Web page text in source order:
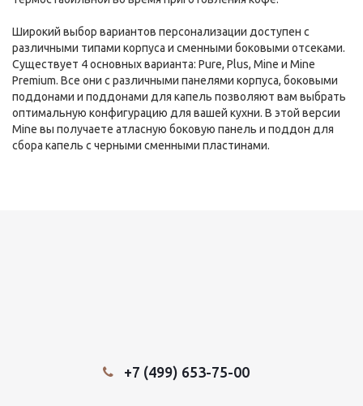
Широкий выбор вариантов персонализации доступен с
различными типами корпуса и сменными боковыми отсеками.
Существует 4 основных варианта: Pure, Plus, Mine и Mine
Premium. Все они с различными панелями корпуса, боковыми
поддонами и поддонами для капель позволяют вам выбрать
оптимальную конфигурацию для вашей кухни. В этой версии
Mine вы получаете атласную боковую панель и поддон для
сбора капель с черными сменными пластинами.
+7 (499) 653-75-00